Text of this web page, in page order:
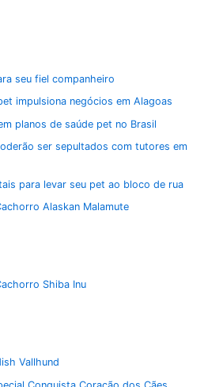
seu fiel companheiro
impulsiona negócios em Alagoas
planos de saúde pet no Brasil
ser sepultados com tutores em
para levar seu pet ao bloco de rua
Alaskan Malamute
Shiba Inu
Vallhund